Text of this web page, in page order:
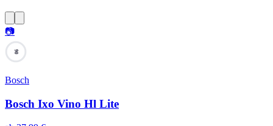
📷
90
Bosch
Bosch Ixo Vino Hl Lite